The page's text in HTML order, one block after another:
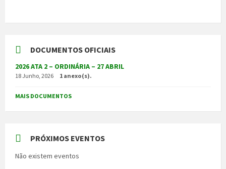
DOCUMENTOS OFICIAIS
2026 ATA 2 – ORDINÁRIA – 27 ABRIL
18 Junho, 2026 1 anexo(s).
MAIS DOCUMENTOS
PRÓXIMOS EVENTOS
Não existem eventos